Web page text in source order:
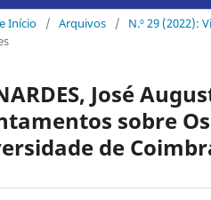
Início / Arquivos / N.º 29 (2022):
José
sobre
de